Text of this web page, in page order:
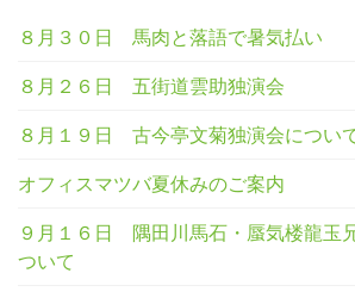
８月３０日 馬肉と落語で暑気払い
８月２６日 五街道雲助独演会
８月１９日 古今亭文菊独演会につい
オフィスマツバ夏休みのご案内
９月１６日 隅田川馬石・蜃気楼龍玉
ついて